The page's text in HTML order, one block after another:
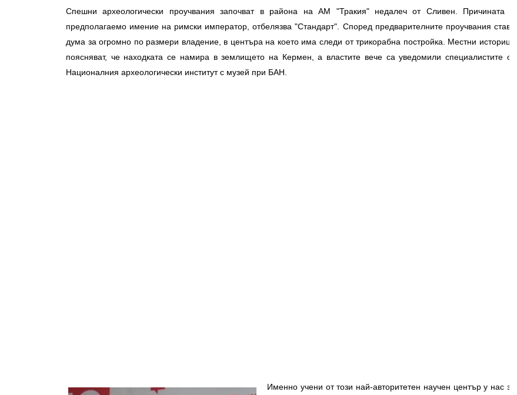
Спешни археологически проучвания започват в района на АМ "Тракия" недалеч от Сливен. Причината е
предполагаемо имение на римски император, отбелязва "Стандарт". Според предварителните проучвания става
дума за огромно по размери владение, в центъра на което има следи от трикорабна постройка. Местни историци
поясняват, че находката се намира в землището на Кермен, а властите вече са уведомили специалистите от
Националния археологически институт с музей при БАН.
Именно учени от този най-авторитетен научен център у нас за